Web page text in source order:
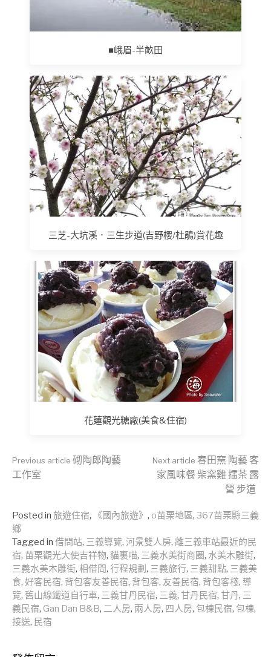
■峨眉-半畝田
三芝-大坑溪．三生步道(吉野櫻/杜鵑)賞花趣
花蓮觀光糖廠(美食&住宿)
Continue
Reading
Previous article 砌陶郎陶藝
工作室
Next article 春田窯 陶藝 客
家風味餐 柴窯雞 擂茶 露
營 步道
Posted in 旅遊住宿, 《國內旅遊》 , o苗栗地區, 367苗栗縣三義
鄉
Tagged in 借問站, 三義導覽, 河景雙人房, 離三義車站最近的民
宿, 苗栗觀光大使吉祥物, 貓裏喵, 三義水美街商圈, 水美木雕街,
三義水美木雕街, 相借問, 行程規劃 , 三義旅行, 三義甜點, 三義美
食, 好客民宿, 背包客友善民宿, 背包客, 友善民宿, 背包客棧, 導
覽, 舊山線鐵道自行車, 三義甘丹民宿, 三義, 甘丹民宿, 甘丹, 三
義民宿, Gan Dan B&B, 二人房, 兩人房, 四人房, 包棟民宿, 包棟,
接送, 民宿